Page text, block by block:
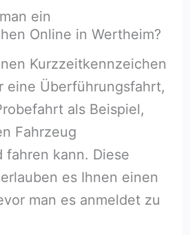
ein
Online in Wertheim?
Kurzzeitkennzeichen
eine Überführungsfahrt,
als Beispiel,
Fahrzeug
fahren kann. Diese
es Ihnen einen
man es anmeldet zu